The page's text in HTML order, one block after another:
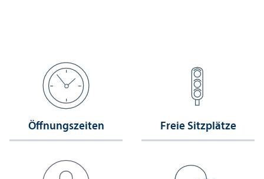
Öffnungs­zeiten Freie Sitzplätze